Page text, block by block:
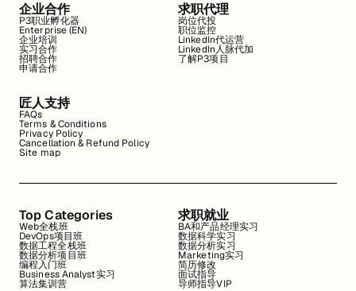
企业合作
P3职业孵化器
Enterprise (EN)
企业培训
实习合作
招聘合作
申请合作
求职代理
岗位代投
职位监控
LinkedIn代运营
LinkedIn人脉代加
了解P3项目
匠人支持
FAQs
Terms & Conditions
Privacy Policy
Cancellation & Refund Policy
Site map
Top Categories
Web全栈班
DevOps项目班
数据工程全栈班
数据分析项目班
编程入门班
Business Analyst实习
算法集训营
求职就业
BA和产品经理实习
数据科学实习
数据分析实习
Marketing实习
简历修改
面试指导
导师指导VIP